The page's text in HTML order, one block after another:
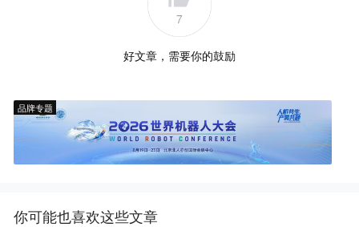
7
好文章，需要你的鼓励
品牌专题
你可能也喜欢这些文章